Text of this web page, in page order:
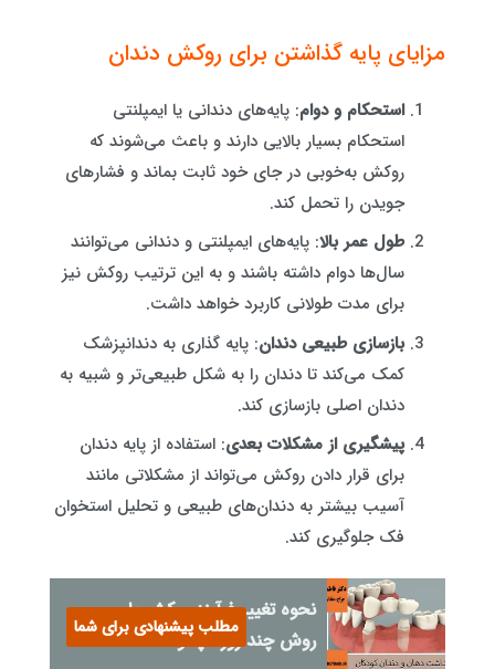
مزایای پایه گذاشتن برای روکش دندان
استحکام و دوام: پایه‌های دندانی یا ایمپلنتی
استحکام بسیار بالایی دارند و باعث می‌شوند که
روکش به‌خوبی در جای خود ثابت بماند و فشارهای
جویدن را تحمل کند.
طول عمر بالا: پایه‌های ایمپلنتی و دندانی می‌توانند
سال‌ها دوام داشته باشند و به این ترتیب روکش نیز
برای مدت طولانی کاربرد خواهد داشت.
بازسازی طبیعی دندان: پایه گذاری به دندانپزشک
کمک می‌کند تا دندان را به شکل طبیعی‌تر و شبیه به
دندان اصلی بازسازی کند.
پیشگیری از مشکلات بعدی: استفاده از پایه دندان
برای قرار دادن روکش می‌تواند از مشکلاتی مانند
آسیب بیشتر به دندان‌های طبیعی و تحلیل استخوان
فک جلوگیری کند.
نحوه تغییر فرآیند روکش با
روش چند روزه چگونه است؟
مطلب پیشنهادی برای شما